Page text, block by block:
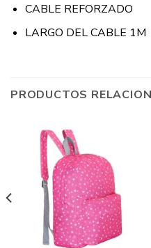
CABLE REFORZADO
LARGO DEL CABLE 1M
PRODUCTOS